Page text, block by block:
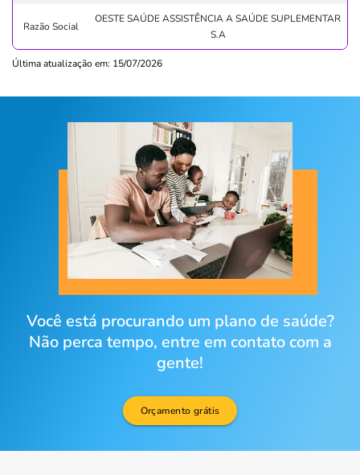
Razão Social
OESTE SAÚDE ASSISTÊNCIA A SAÚDE SUPLEMENTAR
S.A
Última atualização em: 15/07/2026
Você está procurando um plano de saúde?
Não perca tempo, entre em contato com a
gente!
Orçamento grátis